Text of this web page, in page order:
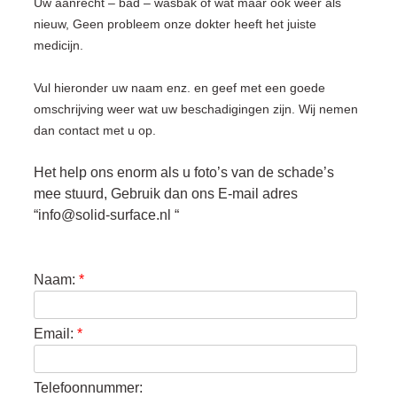
nieuw, Geen probleem onze dokter heeft het juiste
medicijn.
Vul hieronder uw naam enz. en geef met een goede
omschrijving weer wat uw beschadigingen zijn. Wij nemen
dan contact met u op.
Het help ons enorm als u foto’s van de schade’s
mee stuurd, Gebruik dan ons E-mail adres
“info@solid-surface.nl “
Naam: *
Email: *
Telefoonnummer: